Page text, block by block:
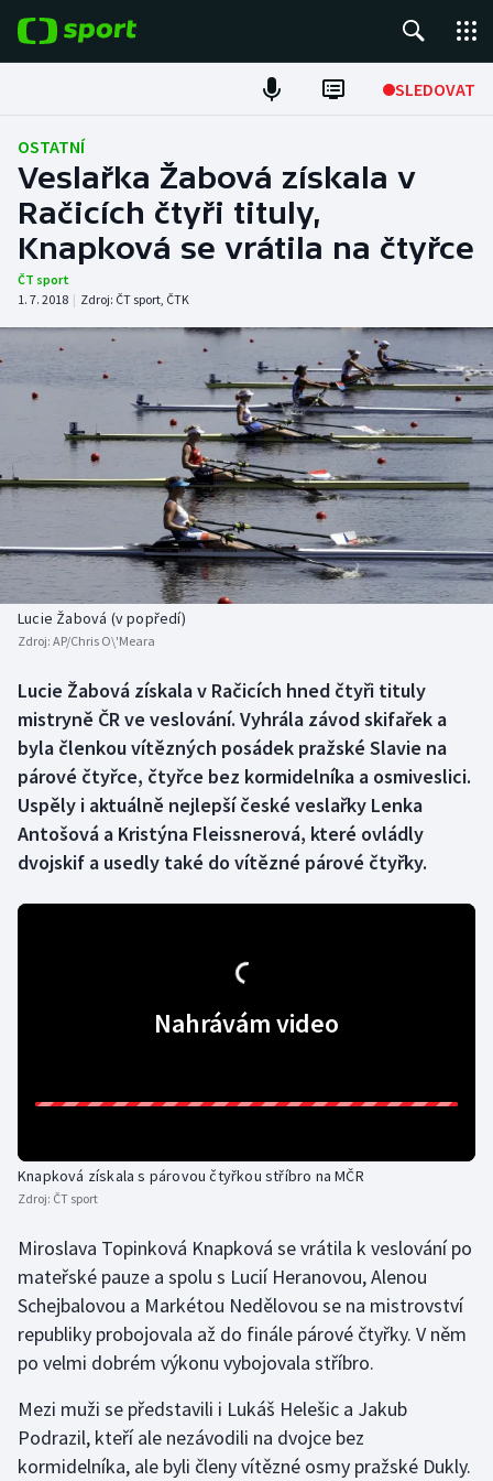
SLEDOVAT
Fotbal
Hokej
Tenis
Atletika
Cyklistika
DALŠÍ SPORTY
Americký fotbal
Baseball a softbal
Basketbal
Biatlon
Box
Curling
Dostihy
Florbal
Judo
Krasobruslení
Lezení
Lyže a snowboard
Moderní pětiboj
Motorsport
NEPŘEHLÉDNĚTE
Historické návraty
Aplikace ČT sport
OSTATNÍ
Veslařka Žabová získala v
Račicích čtyři tituly,
Knapková se vrátila na čtyřce
ČT sport
1. 7. 2018 | Zdroj: ČT sport, ČTK
Lucie Žabová (v popředí)
Zdroj: AP/Chris O\'Meara
Lucie Žabová získala v Račicích hned čtyři tituly
mistryně ČR ve veslování. Vyhrála závod skifařek a
byla členkou vítězných posádek pražské Slavie na
párové čtyřce, čtyřce bez kormidelníka a osmiveslici.
Uspěly i aktuálně nejlepší české veslařky Lenka
Antošová a Kristýna Fleissnerová, které ovládly
dvojskif a usedly také do vítězné párové čtyřky.
Nahrávám video
Knapková získala s párovou čtyřkou stříbro na MČR
Zdroj: ČT sport
Miroslava Topinková Knapková se vrátila k veslování po
mateřské pauze a spolu s Lucií Heranovou, Alenou
Schejbalovou a Markétou Nedělovou se na mistrovství
republiky probojovala až do finále párové čtyřky. V něm
po velmi dobrém výkonu vybojovala stříbro.
Mezi muži se představili i Lukáš Helešic a Jakub
Podrazil, kteří ale nezávodili na dvojce bez
kormidelníka, ale byli členy vítězné osmy pražské Dukly.